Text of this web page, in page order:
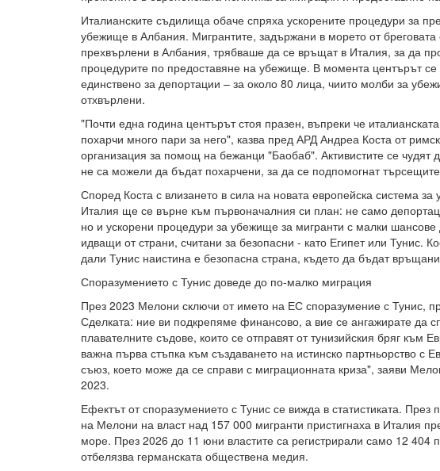
Италианските съдилища обаче спряха ускорените процедури за
убежище в Албания. Мигрантите, задържани в морето от бреговата
прехвърлени в Албания, трябваше да се връщат в Италия, за да
процедурите по предоставяне на убежище. В момента центърът се
единствено за депортации – за около 80 лица, чиито молби за
отхвърлени.
"Почти една година центърът стоя празен, въпреки че
похарчи много пари за него", казва пред АРД Андреа Коста от
организация за помощ на бежанци "Баобаб". Активистите се чудят
не са можели да бъдат похарчени, за да се подпомогнат
Според Коста с влизането в сила на новата европейска система
Италия ще се върне към първоначалния си план: не само
но и ускорени процедури за убежище за мигранти с малки шансове
идващи от страни, считани за безопасни - като Египет или Тунис.
дали Тунис наистина е безопасна страна, където да бъдат
Споразумението с Тунис доведе до по-малко миграция
През 2023 Мелони сключи от името на ЕС споразумение с Тунис,
Сделката: ние ви подкрепяме финансово, а вие се ангажирате да
плавателните съдове, които се отправят от тунизийския бряг към
важна първа стъпка към създаването на истинско партньорство с
съюз, което може да се справи с миграционната криза", заяви
2023.
Ефектът от споразумението с Тунис се вижда в статистиката. През
на Мелони на власт над 157 000 мигранти пристигнаха в Италия
море. През 2026 до 11 юни властите са регистрирали само 12 404
отбелязва германската обществена медия.